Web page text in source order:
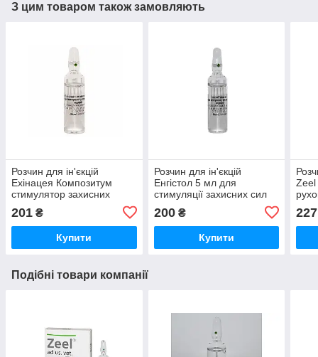
З цим товаром також замовляють
Розчин для ін'єкцій
Ехінацея Композитум
стимулятор захисних
функцій організму тварин
1 ампула 5 мл Heel Vet
201 ₴
Купити
Розчин для ін'єкцій
Енгістол 5 мл для
стимуляції захисних сил
ампула Heel Vet
200₴
Купити
227
Подібні товари компанії